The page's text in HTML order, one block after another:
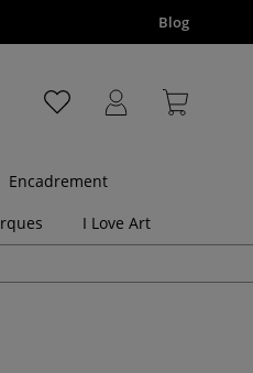
Blog
Encadrement
I Love Art